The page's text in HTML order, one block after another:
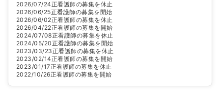
2026/07/24正看護師の募集を休止
2026/06/25正看護師の募集を開始
2026/06/02正看護師の募集を休止
2026/04/22正看護師の募集を開始
2024/07/08正看護師の募集を休止
2024/05/20正看護師の募集を開始
2023/03/23正看護師の募集を休止
2023/02/14正看護師の募集を開始
2023/01/17正看護師の募集を休止
2022/10/26正看護師の募集を開始